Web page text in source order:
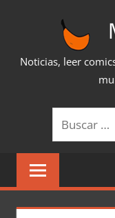
Noticias, leer
Buscar: